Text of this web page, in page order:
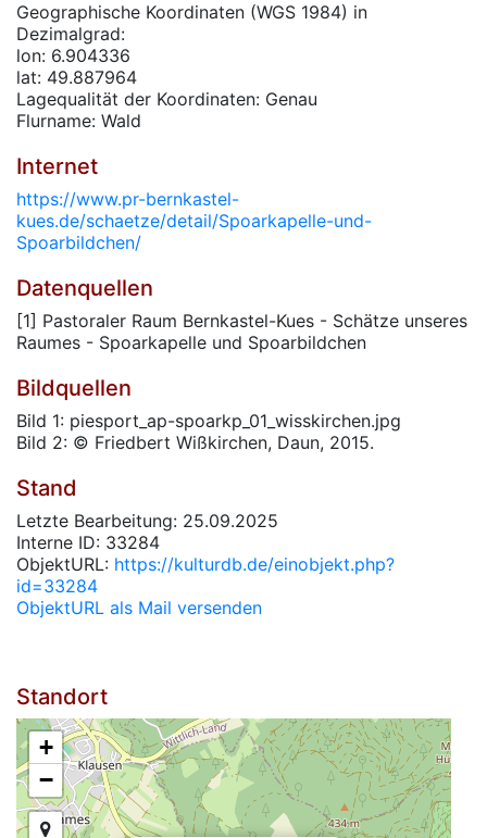
Geographische Koordinaten (WGS 1984) in
Dezimalgrad:
lon: 6.904336
lat: 49.887964
Lagequalität der Koordinaten: Genau
Flurname: Wald
Internet
https://www.pr-bernkastel-
kues.de/schaetze/detail/Spoarkapelle-und-
Spoarbildchen/
Datenquellen
[1] Pastoraler Raum Bernkastel-Kues - Schätze unseres
Raumes - Spoarkapelle und Spoarbildchen
Bildquellen
Bild 1: piesport_ap-spoarkp_01_wisskirchen.jpg
Bild 2: © Friedbert Wißkirchen, Daun, 2015.
Stand
Letzte Bearbeitung: 25.09.2025
Interne ID: 33284
ObjektURL: https://kulturdb.de/einobjekt.php?
id=33284
ObjektURL als Mail versenden
Standort
+
−